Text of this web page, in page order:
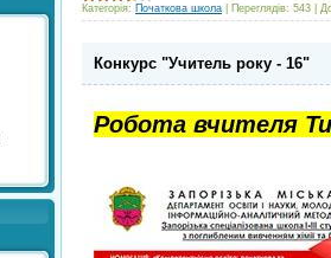
Категорія: Початкова школа Переглядів: 543
Конкурс "Учитель року - 16"
Робота вчителя